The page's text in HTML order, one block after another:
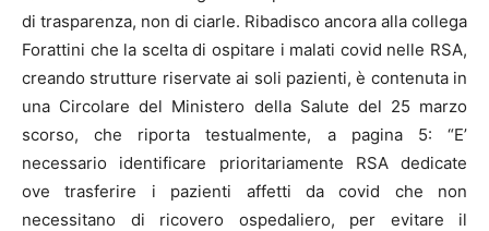
di trasparenza, non di ciarle. Ribadisco ancora alla collega
Forattini che la scelta di ospitare i malati covid nelle RSA,
creando strutture riservate ai soli pazienti, è contenuta in
una Circolare del Ministero della Salute del 25 marzo
scorso, che riporta testualmente, a pagina 5: “E’
necessario identificare prioritariamente RSA dedicate
ove trasferire i pazienti affetti da covid che non
necessitano di ricovero ospedaliero, per evitare il